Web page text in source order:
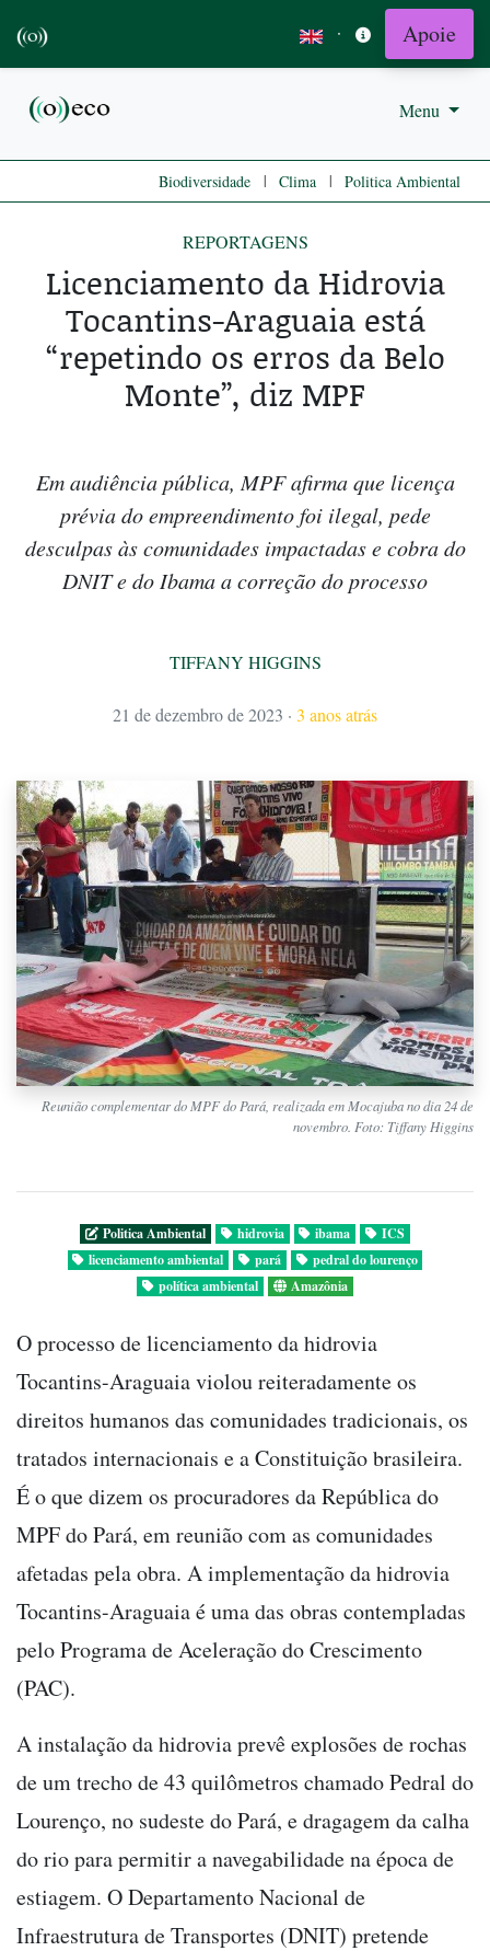
· Apoie
Menu
Biodiversidade | Clima | Politica Ambiental
REPORTAGENS
Licenciamento da Hidrovia
Tocantins-Araguaia está
“repetindo os erros da Belo
Monte”, diz MPF
Em audiência pública, MPF afirma que licença
prévia do empreendimento foi ilegal, pede
desculpas às comunidades impactadas e cobra do
DNIT e do Ibama a correção do processo
TIFFANY HIGGINS
21 de dezembro de 2023 · 3 anos atrás
Reunião complementar do MPF do Pará, realizada em Mocajuba no dia 24 de
novembro. Foto: Tiffany Higgins
Politica Ambiental hidrovia ibama
ICS
licenciamento ambiental
pará
pedral do lourenço
política ambiental
Amazônia
O processo de licenciamento da hidrovia
Tocantins-Araguaia violou reiteradamente os
direitos humanos das comunidades tradicionais, os
tratados internacionais e a Constituição brasileira.
É o que dizem os procuradores da República do
MPF do Pará, em reunião com as comunidades
afetadas pela obra. A implementação da hidrovia
Tocantins-Araguaia é uma das obras contempladas
pelo Programa de Aceleração do Crescimento
(PAC).
A instalação da hidrovia prevê explosões de rochas
de um trecho de 43 quilômetros chamado Pedral do
Lourenço, no sudeste do Pará, e dragagem da calha
do rio para permitir a navegabilidade na época de
estiagem. O Departamento Nacional de
Infraestrutura de Transportes (DNIT) pretende